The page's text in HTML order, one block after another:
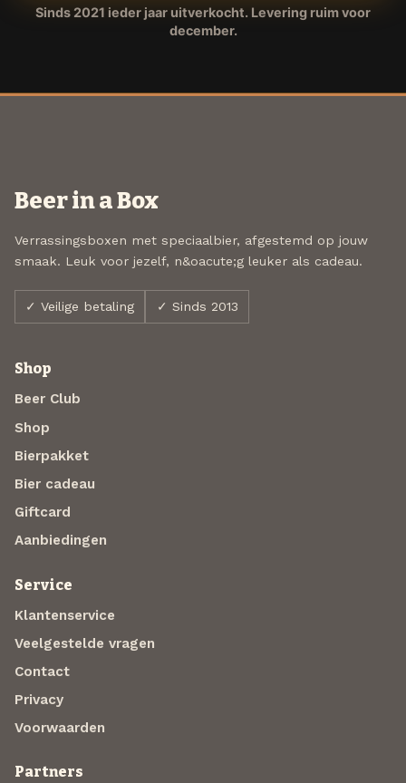
Sinds 2021 ieder jaar uitverkocht. Levering ruim voor
december.
Beer in a Box
Verrassingsboxen met speciaalbier, afgestemd op jouw
smaak. Leuk voor jezelf, n&oacute;g leuker als cadeau.
✓ Veilige betaling ✓ Sinds 2013
Shop
Beer Club
Shop
Bierpakket
Bier cadeau
Giftcard
Aanbiedingen
Service
Klantenservice
Veelgestelde vragen
Contact
Privacy
Voorwaarden
Partners